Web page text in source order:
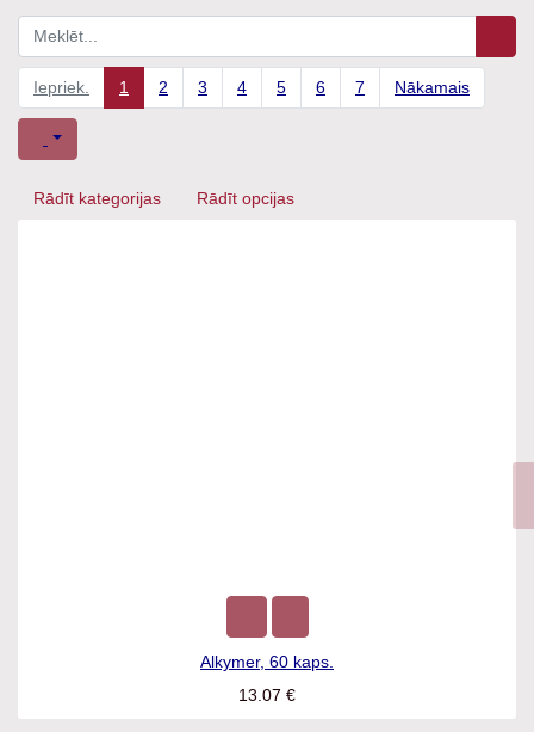
Iepriek. 1 2 3 4 5 6 7 Nākamais
Rādīt kategorijas Rādīt opcijas
Alkymer, 60 kaps.
13.07 €